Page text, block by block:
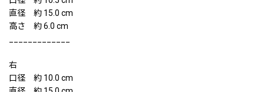
直径 約 15.0 cm
高さ 約 6.0 cm
右
口径 約 10.0 cm